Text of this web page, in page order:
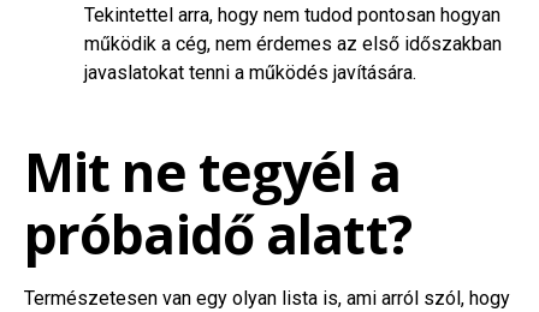
Tekintettel arra, hogy nem tudod pontosan hogyan
működik a cég, nem érdemes az első időszakban
javaslatokat tenni a működés javítására.
Mit ne tegyél a
próbaidő alatt?
Természetesen van egy olyan lista is, ami arról szól, hogy